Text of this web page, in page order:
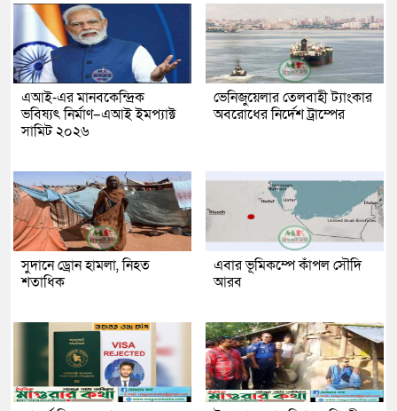
এআই-এর মানবকেন্দ্রিক
ভবিষ্যৎ নির্মাণ–এআই ইমপ্যাক্ট
সামিট ২০২৬
ভেনিজুয়েলার তেলবাহী ট্যাংকার
অবরোধের নির্দেশ ট্রাম্পের
সুদানে ড্রোন হামলা, নিহত
শতাধিক
এবার ভূমিকম্পে কাঁপল সৌদি
আরব